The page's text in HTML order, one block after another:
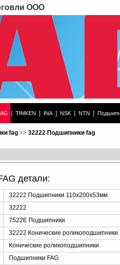
ООО
TIMKEN INA NSK NTN
fag >> 32222 Подшипники fag
детали:
32222 Подшипники 110x200x53мм
32222
7522E Подшипники
32222 Конические роликоподшипники
Конические роликоподшипники
Подшипники FAG